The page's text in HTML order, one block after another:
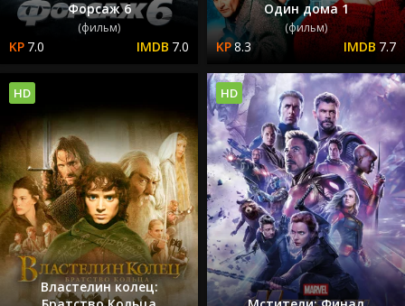
Форсаж 6
(фильм)
7.0 7.0
Один дома 1
(фильм)
8.3 7.7
Властелин колец:
HD HD